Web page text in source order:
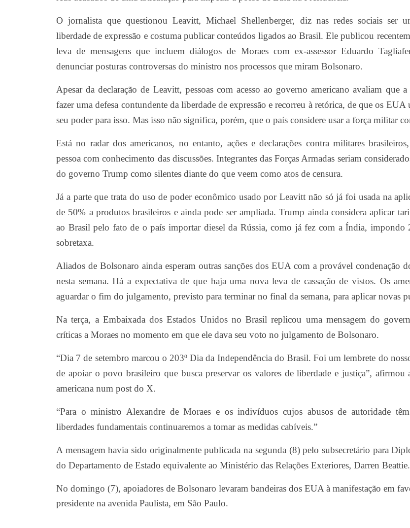
O jornalista que questionou Leavitt, Michael Shellenberger, diz nas redes sociais ser
liberdade de expressão e costuma publicar conteúdos ligados ao Brasil. Ele publicou
leva de mensagens que incluem diálogos de Moraes com ex-assessor Eduardo
denunciar posturas controversas do ministro nos processos que miram Bolsonaro.
Apesar da declaração de Leavitt, pessoas com acesso ao governo americano avaliam que
fazer uma defesa contundente da liberdade de expressão e recorreu à retórica, de que os EUA
seu poder para isso. Mas isso não significa, porém, que o país considere usar a força militar
Está no radar dos americanos, no entanto, ações e declarações contra militares
pessoa com conhecimento das discussões. Integrantes das Forças Armadas seriam
do governo Trump como silentes diante do que veem como atos de censura.
Já a parte que trata do uso de poder econômico usado por Leavitt não só já foi usada na
de 50% a produtos brasileiros e ainda pode ser ampliada. Trump ainda considera aplicar
ao Brasil pelo fato de o país importar diesel da Rússia, como já fez com a Índia, impondo
sobretaxa.
Aliados de Bolsonaro ainda esperam outras sanções dos EUA com a provável condenação
nesta semana. Há a expectativa de que haja uma nova leva de cassação de vistos. Os
aguardar o fim do julgamento, previsto para terminar no final da semana, para aplicar novas
Na terça, a Embaixada dos Estados Unidos no Brasil replicou uma mensagem do
críticas a Moraes no momento em que ele dava seu voto no julgamento de Bolsonaro.
“Dia 7 de setembro marcou o 203º Dia da Independência do Brasil. Foi um lembrete do
de apoiar o povo brasileiro que busca preservar os valores de liberdade e justiça”, afirmou
americana num post do X.
“Para o ministro Alexandre de Moraes e os indivíduos cujos abusos de autoridade têm
liberdades fundamentais continuaremos a tomar as medidas cabíveis.”
A mensagem havia sido originalmente publicada na segunda (8) pelo subsecretário para
do Departamento de Estado equivalente ao Ministério das Relações Exteriores, Darren Beattie.
No domingo (7), apoiadores de Bolsonaro levaram bandeiras dos EUA à manifestação em
presidente na avenida Paulista, em São Paulo.